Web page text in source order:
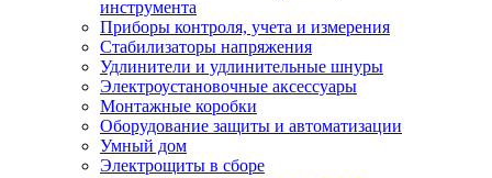
инструмента
Приборы контроля, учета и измерения
Стабилизаторы напряжения
Удлинители и удлинительные шнуры
Электроустановочные аксессуары
Монтажные коробки
Оборудование защиты и автоматизации
Умный дом
Электрощиты в сборе